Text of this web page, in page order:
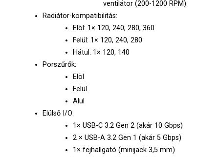
ventilátor (200-1200 RPM)
Radiátor-kompatibilitás:
Elöl: 1× 120, 240, 280, 360
Felül: 1× 120, 240, 280
Hátul: 1× 120, 140
Porszűrők:
Elöl
Felül
Alul
Elülső I/O:
1× USB-C 3.2 Gen 2 (akár 10 Gbps)
2 × USB-A 3.2 Gen 1 (akár 5 Gbps)
1× fejhallgató (minijack 3,5 mm)